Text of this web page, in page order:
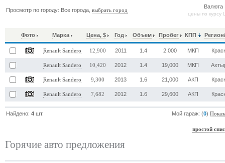
Просмотр по городу: Все города,выбрать город
цены по
Фото Марка Цена, $ Год Объем Пробег КПП
Renault Sandero 12,900 2011 1.4 2,000 МКП
Renault Sandero 10,420 2012 1.4 19,000 МКП
Renault Sandero 9,300 2013 1.6 21,000 АКП
Renault Sandero 7,682 2012 1.6 29,600 АКП
Найдено:4 шт. Мой гараж: (0)
простой
Горячие авто предложения